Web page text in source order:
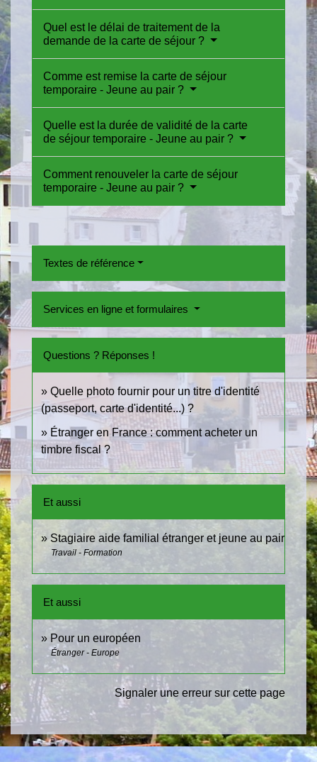
Quel est le délai de traitement de la
demande de la carte de séjour ?
Comme est remise la carte de séjour
temporaire - Jeune au pair ?
Quelle est la durée de validité de la carte
de séjour temporaire - Jeune au pair ?
Comment renouveler la carte de séjour
temporaire - Jeune au pair ?
Textes de référence
Services en ligne et formulaires
Questions ? Réponses !
Quelle photo fournir pour un titre d'identité
(passeport, carte d'identité...) ?
Étranger en France : comment acheter un
timbre fiscal ?
Et aussi
Stagiaire aide familial étranger et jeune au pair
Travail - Formation
Et aussi
Pour un européen
Étranger - Europe
Signaler une erreur sur cette page